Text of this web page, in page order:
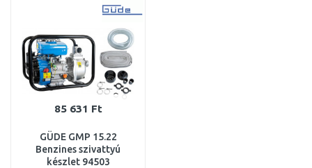
Összehasonlítás
85 631 Ft
GÜDE GMP 15.22
Benzines szivattyú
készlet 94503